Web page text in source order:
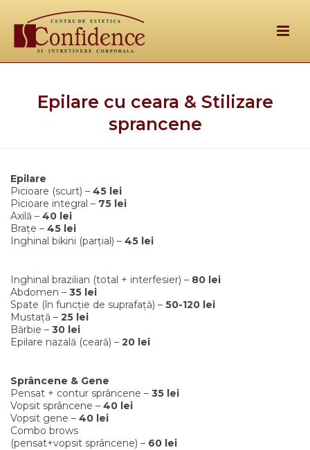
Epilare cu ceara & Stilizare
sprancene
Epilare
Picioare (scurt) – 45 lei
Picioare integral – 75 lei
Axilă – 40 lei
Brațe – 45 lei
Inghinal bikini (parțial) – 45 lei
Inghinal brazilian (total + interfesier) – 80 lei
Abdomen – 35 lei
Spate (în funcție de suprafață) – 50-120 lei
Mustață – 25 lei
Bărbie – 30 lei
Epilare nazală (ceară) – 20 lei
Sprâncene & Gene
Pensat + contur sprâncene – 35 lei
Vopsit sprâncene – 40 lei
Vopsit gene – 40 lei
Combo brows
(pensat+vopsit sprâncene) – 60 lei